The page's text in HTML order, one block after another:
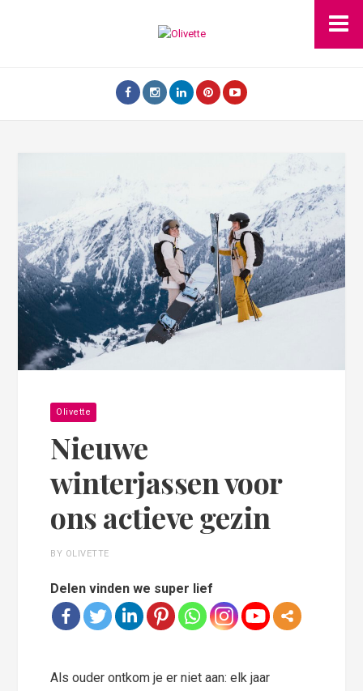
Olivette
Nieuwe
winterjassen voor
ons actieve gezin
BY OLIVETTE
Delen vinden we super lief
Als ouder ontkom je er niet aan: elk jaar